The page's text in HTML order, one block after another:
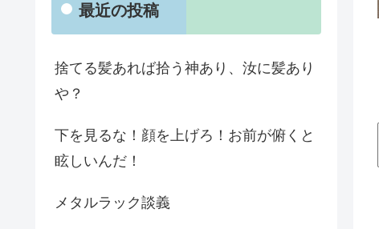
最近の投稿
捨てる髪あれば拾う神あり、汝に髪あり
や？
下を見るな！顔を上げろ！お前が俯くと
眩しいんだ！
メタルラック談義